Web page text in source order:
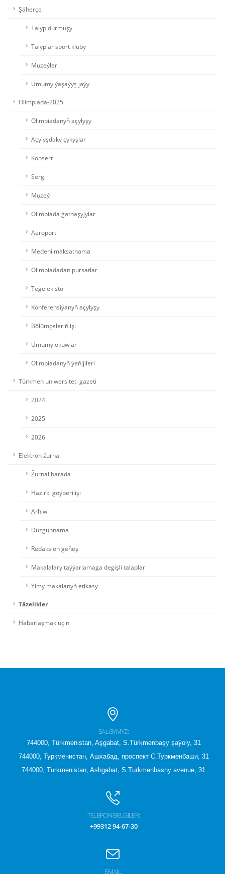
Şäherçe
Talyp durmuşy
Talyplar sport kluby
Muzeýler
Umumy ýaşaýyş jaýy
Olimpiada-2025
Olimpiadanyň açylyşy
Açylyşdaky çykyşlar
Konsert
Sergi
Muzeý
Olimpiada gatnaşyjylar
Aeroport
Medeni maksatnama
Olimpiadadan pursatlar
Tegelek stol
Konferensiýanyň açylyşy
Bölümçeleriň işi
Umumy okuwlar
Olimpiadanyň ýeňijileri
Türkmen uniwersiteti gazeti
2024
2025
2026
Elektron žurnal
Žurnal barada
Häzirki goýberilişi
Arhiw
Düzgünnama
Redaksion geňeş
Makalalary taýýarlamaga degişli talaplar
Ylmy makalanyň etikasy
Täzelikler
Habarlaşmak üçin
SALGYMYZ:
744000, Türkmenistan, Aşgabat, S.Türkmenbaşy şaýoly, 31
744000, Туркменистан, Ашхабад, проспект С.Туркменбаши, 31
744000, Turkmenistan, Ashgabat, S.Turkmenbashy avenue, 31
TELEFON BELGILER:
+99312 94-67-30
EMAIL: